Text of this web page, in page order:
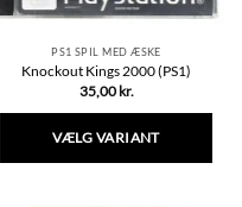
PS1 SPIL MED ÆSKE
Knockout Kings 2000 (PS1)
35,00 kr.
VÆLG VARIANT